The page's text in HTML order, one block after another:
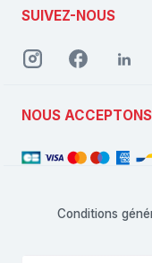
SUIVEZ-NOUS
NOUS
Conditions